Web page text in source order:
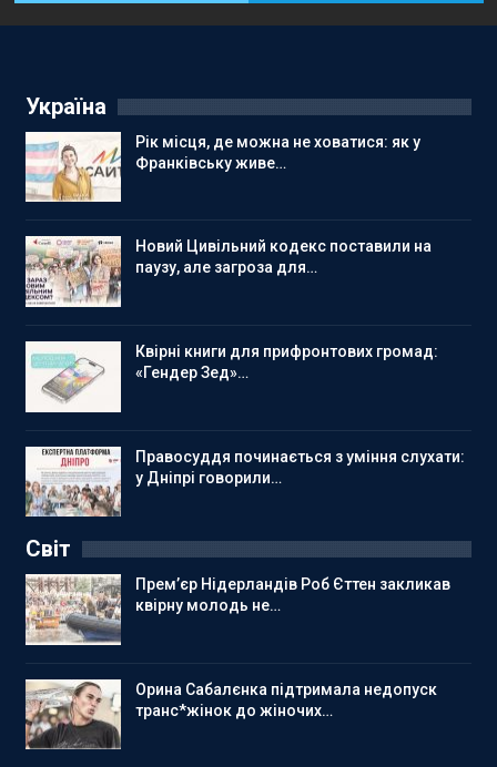
Україна
Рік місця, де можна не ховатися: як у
Франківську живе…
Новий Цивільний кодекс поставили на
паузу, але загроза для…
Квірні книги для прифронтових громад:
«Гендер Зед»…
Правосуддя починається з уміння слухати:
у Дніпрі говорили…
Світ
Прем’єр Нідерландів Роб Єттен закликав
квірну молодь не…
Орина Сабалєнка підтримала недопуск
транс*жінок до жіночих…